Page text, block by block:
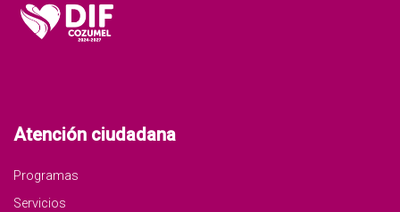
Atención ciudadana
Programas
Servicios